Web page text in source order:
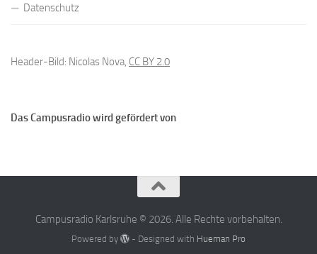
Datenschutz
Header-Bild: Nicolas Nova, CC BY 2.0
Das Campusradio wird gefördert von
Campusradio Karlsruhe © 2026. Alle Rechte vorbehalten.
Powered by - Designed with Hueman Pro